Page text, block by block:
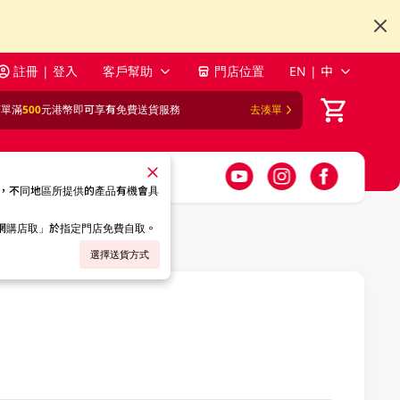
註冊 | 登入 客戶幫助 門店位置 EN | 中
滿500元港幣即可享有免費送貨服務 去湊單
不同地區所提供的產品有機會具
店取」於指定門店免費自取。
選擇送貨方式